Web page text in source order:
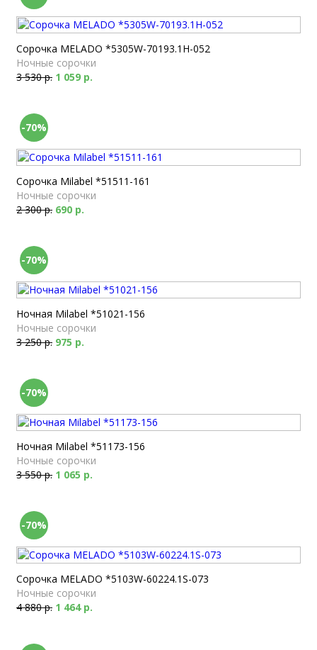
Сорочка MELADO *5305W-70193.1H-052
Ночные сорочки
3 530 р. 1 059 р.
-70%
Сорочка Milabel *51511-161
Ночные сорочки
2 300 р. 690 р.
-70%
Ночная Milabel *51021-156
Ночные сорочки
3 250 р. 975 р.
-70%
Ночная Milabel *51173-156
Ночные сорочки
3 550 р. 1 065 р.
-70%
Сорочка MELADO *5103W-60224.1S-073
Ночные сорочки
4 880 р. 1 464 р.